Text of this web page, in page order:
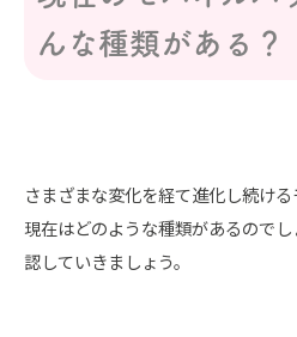
んな種類がある？
さまざまな変化を経て進化し続ける
現在はどのような種類があるので
認していきましょう。